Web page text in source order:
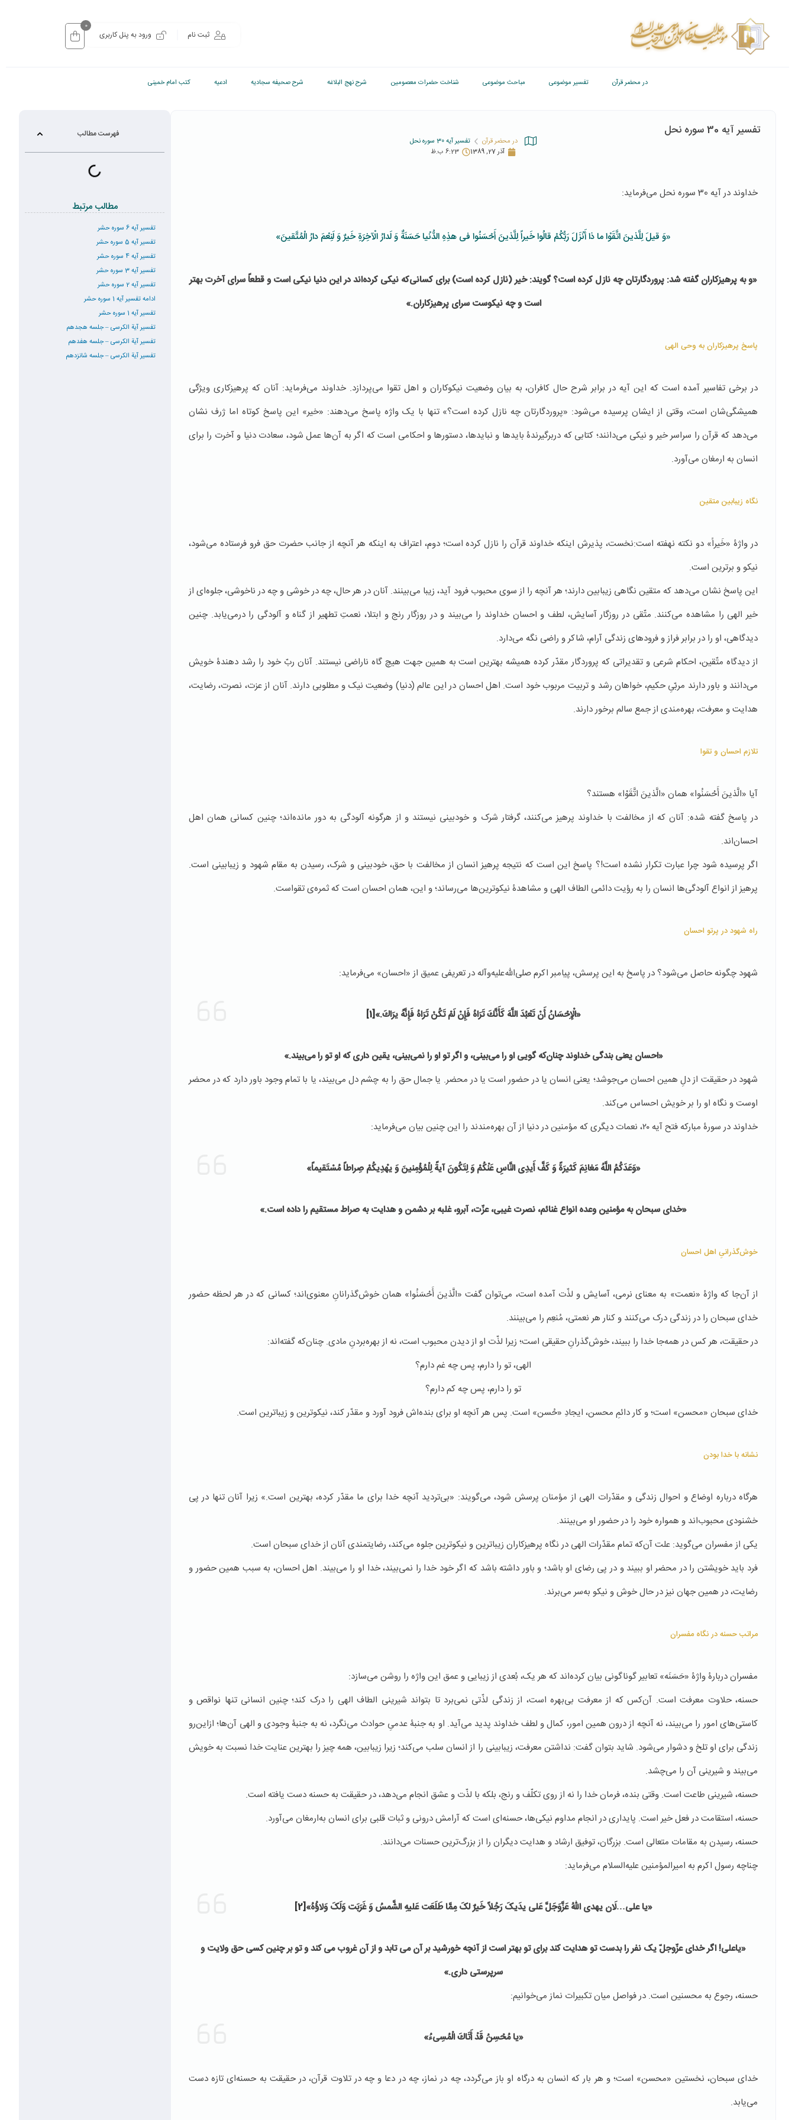
ثبت نام ورود به پنل کاربری
0
در محضر قرآن تفسیر موضوعی مباحث موضوعی شناخت حضرات معصومین شرح نهج البلاغه شرح صحیفه سجادیه ادعیه کتب امام خمینی
تفسیر آیه 30 سوره نحل
در محضر قرآن
تفسیر آیه 30 سوره نحل
آذر 27, 1389
6:23 ب.ظ
خداوند در آیه 30 سوره نحل می‌فرماید:
«وَ قیلَ لِلَّذینَ اتَّقَوْا ما ذا أَنْزَلَ رَبُّكُمْ قالُوا خَیراً لِلَّذینَ أَحْسَنُوا فی‏ هذِهِ الدُّنْیا حَسَنَةٌ وَ لَدارُ الْآخِرَةِ خَیرٌ وَ لَنِعْمَ دارُ الْمُتَّقینَ»
«و به پرهیزكاران گفته شد: پروردگارتان چه نازل كرده است؟ گویند: خیر (نازل كرده است) براى كسانى‌كه نیكى كرده‌اند در این دنیا نیكى است و قطعاً سراى آخرت بهتر
است و چه نیكوست سراى پرهیزكاران.»
پاسخ پرهیزکاران به وحی الهی
در برخی تفاسیر آمده است که این آیه در برابر شرح حال کافران، به بیان وضعیت نیکوکاران و اهل تقوا می‌پردازد. خداوند می‌فرماید: آنان که پرهیزکاری ویژگی
همیشگی‌شان است، وقتی از ایشان پرسیده می‌شود: «پروردگارتان چه نازل کرده است؟» تنها با یک واژه پاسخ می‌دهند: «خیر» این پاسخ کوتاه اما ژرف نشان
می‌دهد که قرآن را سراسر خیر و نیکی می‌دانند؛ کتابی که دربرگیرندۀ بایدها و نبایدها، دستورها و احکامی است که اگر به آن‌ها عمل شود، سعادت دنیا و آخرت را برای
انسان به ارمغان می‌آورد.
نگاه زیبابین متقین
در واژۀ «خَیراً» دو نکته نهفته است:نخست، پذیرش اینکه خداوند قرآن را نازل کرده است؛ دوم، اعتراف به اینکه هر آنچه از جانب حضرت حق فرو فرستاده می‌شود،
نیکو و برترین است.
این پاسخ نشان می‌دهد که متقین نگاهی زیبابین دارند؛ هر آنچه را از سوی محبوب فرود آید، زیبا می‌بینند. آنان در هر حال، چه در خوشی و چه در ناخوشی، جلوه‌ای از
خیر الهی را مشاهده می‌کنند. متّقی در روزگار آسایش، لطف و احسان خداوند را می‌بیند و در روزگار رنج و ابتلا، نعمتِ تطهیر از گناه و آلودگی را درمی‌یابد. چنین
دیدگاهی، او را در برابر فراز و فرودهای زندگی آرام، شاکر و راضی نگه می‌دارد.
از دیدگاه متّقین، احکام شرعی و تقدیراتی که پروردگار مقدّر کرده همیشه بهترین است به همین جهت هیچ گاه ناراضی نیستند. آنان ربّ خود را رشد دهندۀ خویش
می‌دانند و باور دارند مربّیِ حکیم، خواهان رشد و تربیت مربوب خود است. اهل احسان در این عالم (دنیا) وضعیت نیک و مطلوبی دارند. آنان از عزت، نصرت، رضایت،
هدایت و معرفت، بهره‌مندی از جمع سالم برخور دارند.
تلازم احسان و تقوا
آیا «الَّذینَ أَحْسَنُوا» همان «الَّذینَ اتَّقَوْا» هستند؟
در پاسخ گفته شده: آنان که از مخالفت با خداوند پرهیز می‌کنند، گرفتار شرک و خودبینی نیستند و از هرگونه آلودگی به دور مانده‌اند؛ چنین کسانی همان اهل
احسان‌اند.
اگر پرسیده شود چرا عبارت تکرار نشده است!؟ پاسخ این است که نتیجه پرهیز انسان از مخالفت با حق، خودبینی و شرک، رسیدن به مقام شهود و زیبابینی است.
پرهیز از انواع آلودگی‌ها انسان را به رؤیت دائمی الطاف الهی و مشاهدۀ نیکوترین‌ها می‌رساند؛ و این، همان احسان است که ثمره‌ی تقواست.
راه شهود در پرتو احسان
شهود چگونه حاصل می‌شود؟ در پاسخ به این پرسش، پیامبر اکرم‌ صلی‌الله‌علیه‌وآله در تعریفی عمیق از «احسان» می‌فرماید:
«الْإِحْسَانُ‏ أَنْ‏ تَعْبُدَ اللَّهَ‏ كَأَنَّكَ‏ تَرَاهُ‏ فَإِنْ لَمْ تَكُنْ تَرَاهُ فَإِنَّهُ یرَاكَ.
»
[1]
«احسان یعنی بندگی خداوند چنان‌که گویی او را می‌بینی، و اگر تو او را نمی‌بینی، یقین داری که او تو را می‌بیند.»
شهود در حقیقت از دلِ همین احسان می‌جوشد؛ یعنی انسان یا در حضور است یا در محضر. یا جمال حق را به چشم دل می‌بیند، یا با تمام وجود باور دارد که در محضر
اوست و نگاه او را بر خویش احساس می‌کند.
خداوند در سورۀ مبارکه فتح آیه ٢٠، نعمات دیگری که مؤمنین در دنیا از آن بهره‌مندند را این چنین بیان می‌فرماید:
«وَعَدَكُمُ اللَّهُ مَغانِمَ كَثیرَةً وَ كَفَّ أَیدِی النَّاسِ عَنْكُمْ وَ لِتَكُونَ آیةً لِلْمُؤْمِنینَ وَ یهْدِیكُمْ صِراطاً مُسْتَقیماً»
«خدای سبحان به مؤمنین وعده انواع غنائم، نصرت غیبی، عزّت، آبرو، غلبه بر دشمن و هدایت به صراط مستقیم را داده است.»
خوش‌گذرانیِ اهل احسان
از آن‌جا که واژۀ «نعمت» به معنای نرمی، آسایش و لذّت آمده است، می‌توان گفت «الَّذینَ أَحْسَنُوا» همان خوش‌گذرانانِ معنوی‌اند؛ کسانی که در هر لحظه حضور
خدای سبحان را در زندگی درک می‌کنند و کنار هر نعمتی، مُنعِم را می‌بینند.
در حقیقت، هر کس در همه‌جا خدا را ببیند، خوش‌گذرانِ حقیقی است؛ زیرا لذّت او از دیدن محبوب است، نه از بهره‌بردنِ مادی. چنان‌که گفته‌اند:
الهی، تو را دارم، پس چه غم دارم؟
تو را دارم، پس چه کم دارم؟
خدای سبحان «محسن» است؛ و کار دائمِ محسن، ایجادِ «حُسن» است. پس هر آنچه او برای بنده‌اش فرود آورد و مقدّر کند، نیکوترین و زیباترین است.
نشانه با خدا بودن
هرگاه درباره اوضاع و احوال زندگی و مقدّرات الهی از مؤمنان پرسش شود، می‌گویند: «بی‌تردید آنچه خدا برای ما مقدّر کرده، بهترین است.» زیرا آنان تنها در پی
خشنودی محبوب‌اند و همواره خود را در حضور او می‌بینند.
یکی از مفسران می‌گوید: علت آن‌که تمام مقدّرات الهی در نگاه پرهیزکاران زیباترین و نیکوترین جلوه می‌کند، رضایتمندی آنان از خدای سبحان است.
فرد باید خویشتن را در محضر او ببیند و در پی رضای او باشد؛ و باور داشته باشد که اگر خود خدا را نمی‌بیند، خدا او را می‌بیند. اهل احسان، به سبب همین حضور و
رضایت، در همین جهان نیز در حال خوش و نیکو به‌سر می‌برند.
مراتب حسنه در نگاه مفسران
مفسران دربارۀ واژۀ «حَسَنَه» تعابیر گوناگونی بیان کرده‌اند که هر یک، بُعدی از زیبایی و عمق این واژه را روشن می‌سازد:
حسنه، حلاوت معرفت است. آن‌کس که از معرفت بی‌بهره است، از زندگی لذّتی نمی‌برد تا بتواند شیرینی الطاف الهی را درک کند؛ چنین انسانی تنها نواقص و
کاستی‌های امور را می‌بیند، نه آنچه از درون همین امور، کمال و لطف خداوند پدید می‌آید. او به جنبۀ عدمیِ حوادث می‌نگرد، نه به جنبۀ وجودی و الهی آن‌ها؛ ازاین‌رو
زندگی برای او تلخ و دشوار می‌شود. شاید بتوان گفت: نداشتن معرفت، زیبابینی را از انسان سلب می‌کند؛ زیرا زیبابین، همه چیز را بهترین عنایت خدا نسبت به خویش
می‌بیند و شیرینی آن را می‌چشد.
حسنه، شیرینی طاعت است. وقتی بنده، فرمان خدا را نه از روی تکلّف و رنج، بلکه با لذّت و عشق انجام می‌دهد، در حقیقت به حسنه دست یافته است.
حسنه، استقامت در فعل خیر است. پایداری در انجام مداوم نیکی‌ها، حسنه‌ای است که آرامش درونی و ثبات قلبی برای انسان به‌ارمغان می‌آورد.
حسنه، رسیدن به مقامات متعالی است. بزرگان، توفیق ارشاد و هدایت دیگران را از بزرگ‌ترین حسنات می‌دانند.
چناچه رسول اکرم به امیرالمؤمنین علیه‌السلام می‌فرماید:
«یا علی…لَان یهدی اللهُ عَزَّوَجَلَّ عَلی یدَیکَ رَجُلاً خَیرٌ لکَ مِمَّا طَلَعَت عَلیهِ الشَّمسُ وَ غَرَبَت وَلَکَ وَلاؤُهُ»[2]
«یاعلی! اگر خدای عزّوجلّ یک نفر را بدست تو هدایت کند برای تو بهتر است از آنچه خورشید بر آن می تابد و از آن غروب می کند و تو بر چنین کسی حق ولایت و
سرپرستی داری.»
حسنه، رجوع به محسنین است. در فواصل میان تکبیرات نماز می‌خوانیم:
«یا مُحْسِنُ‏ قَدْ أَتَاكَ‏ الْمُسِی‏ءُ»
خدای سبحان، نخستین «محسن» است؛ و هر بار که انسان به درگاه او باز می‌گردد، چه در نماز، چه در دعا و چه در تلاوت قرآن، در حقیقت به حسنه‌ای تازه دست
می‌یابد.
فهرست مطالب
مطالب مرتبط
تفسیر آیه 6 سوره حشر
تفسیر آیه 5 سوره حشر
تفسیر آیه 4 سوره حشر
تفسیر آیه 3 سوره حشر
تفسیر آیه 2 سوره حشر
ادامه تفسیر آیه 1 سوره حشر
تفسیر آیه 1 سوره حشر
تفسیر آیة الکرسی – جلسه هجدهم
تفسیر آیة الکرسی – جلسه هفدهم
تفسیر آیة الکرسی – جلسه شانزدهم